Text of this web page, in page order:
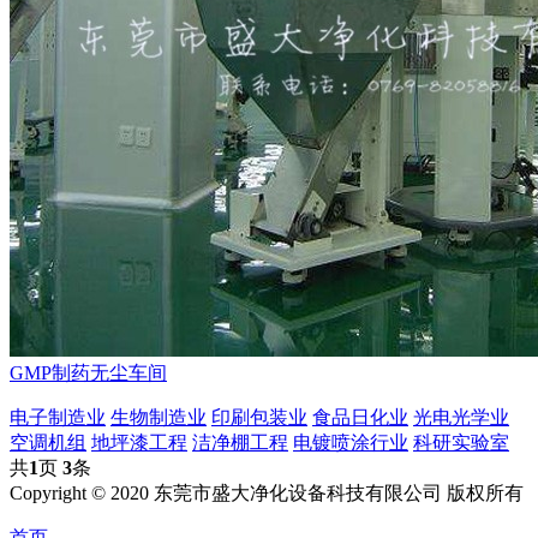
GMP制药无尘车间
电子制造业 生物制造业 印刷包装业 食品日化业 光电光学业
空调机组 地坪漆工程 洁净棚工程 电镀喷涂行业 科研实验室
共1页 3条
Copyright © 2020 东莞市盛大净化设备科技有限公司 版权所有